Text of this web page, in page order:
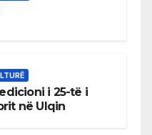
i 25-të i
në Ulqin